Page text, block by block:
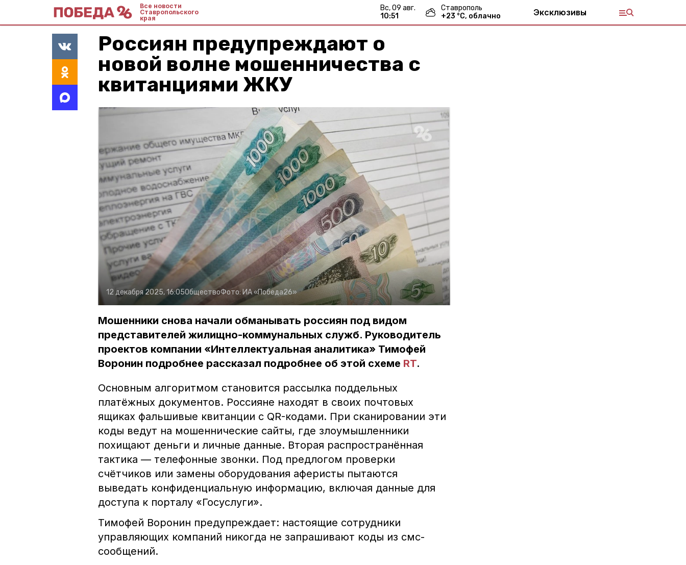
Все новости
Ставропольского
края
вс, 09 авг.
10:51
Ставрополь
+23 °С, облачно Эксклюзивы
Россиян предупреждают о
новой волне мошенничества с
квитанциями ЖКУ
12 декабря 2025, 16:05ОбществоФото:ИА «Победа26»
Мошенники снова начали обманывать россиян под видом
представителей жилищно-коммунальных служб. Руководитель
проектов компании «Интеллектуальная аналитика» Тимофей
Воронин подробнее рассказал подробнее об этой схеме RT.
Основным алгоритмом становится рассылка поддельных
платёжных документов. Россияне находят в своих почтовых
ящиках фальшивые квитанции с QR-кодами. При сканировании эти
коды ведут на мошеннические сайты, где злоумышленники
похищают деньги и личные данные. Вторая распространённая
тактика — телефонные звонки. Под предлогом проверки
счётчиков или замены оборудования аферисты пытаются
выведать конфиденциальную информацию, включая данные для
доступа к порталу «Госуслуги».
Тимофей Воронин предупреждает: настоящие сотрудники
управляющих компаний никогда не запрашивают коды из смс-
сообщений.